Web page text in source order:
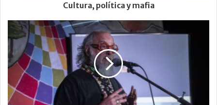
Cultura, política y mafia